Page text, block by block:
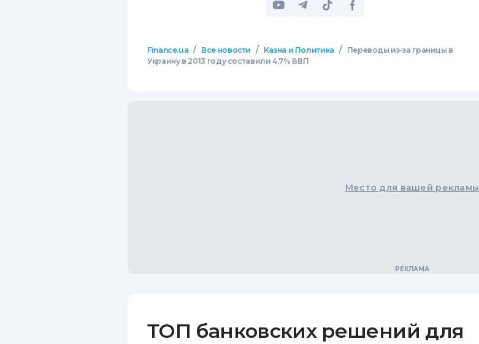
Finance.ua / Все новости / Казна и Политика /
Переводы из-за границы в
Украину в 2013 году составили 4,7% ВВП
Место для вашей рекламы
ТОП банковских решений для